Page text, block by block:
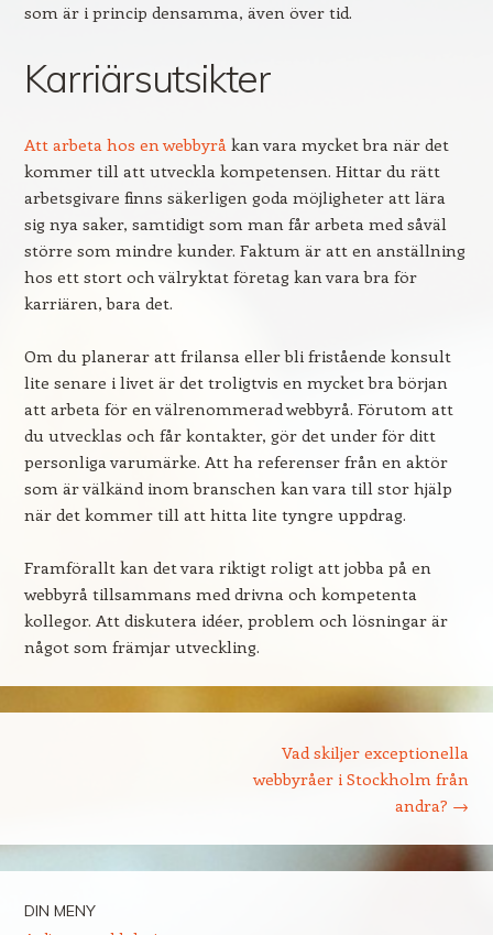
som är i princip densamma, även över tid.
Karriärsutsikter
Att arbeta hos en webbyråkan vara mycket bra när det
kommer till att utveckla kompetensen. Hittar du rätt
arbetsgivare finns säkerligen goda möjligheter att lära
sig nya saker, samtidigt som man får arbeta med såväl
större som mindre kunder. Faktum är att en anställning
hos ett stort och välryktat företag kan vara bra för
karriären, bara det.
Om du planerar att frilansa eller bli fristående konsult
lite senare i livet är det troligtvis en mycket bra början
att arbeta för en välrenommerad webbyrå. Förutom att
du utvecklas och får kontakter, gör det under för ditt
personliga varumärke. Att ha referenser från en aktör
som är välkänd inom branschen kan vara till stor hjälp
när det kommer till att hitta lite tyngre uppdrag.
Framförallt kan det vara riktigt roligt att jobba på en
webbyrå tillsammans med drivna och kompetenta
kollegor. Att diskutera idéer, problem och lösningar är
något som främjar utveckling.
Vad skiljer exceptionella
webbyråer i Stockholm från
andra? →
DIN MENY